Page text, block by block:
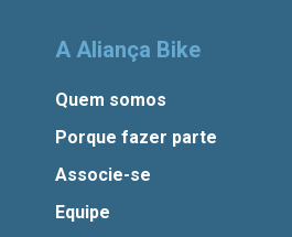
A Aliança Bike
Quem somos
Porque fazer parte
Associe-se
Equipe